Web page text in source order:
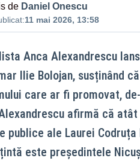
de Daniel Onescu
11 mai 2026, 13:58
Anca Alexandrescu
Ilie Bolojan, susținând
care ar fi promovat,
afirmă că
publice ale Laurei
este președintele